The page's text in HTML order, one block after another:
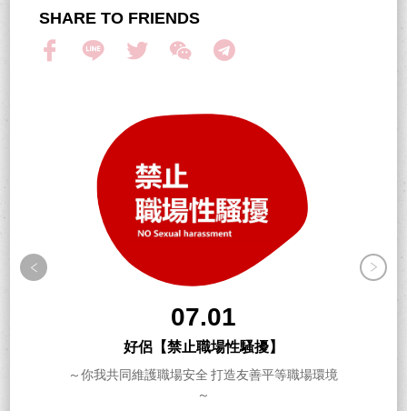
SHARE TO FRIENDS
07.01
好侶【禁止職場性騷擾】
～你我共同維護職場安全 打造友善平等職場環境
～